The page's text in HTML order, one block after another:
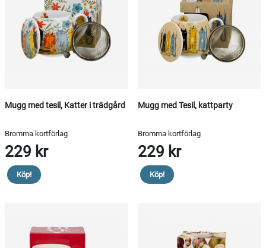
Mugg med tesil, Katter i trädgård
Bromma kortförlag
229 kr
Köp!
Mugg med Tesil, kattparty
Bromma kortförlag
229 kr
Köp!